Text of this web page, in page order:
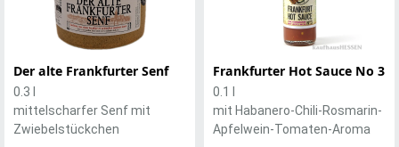
Der alte Frankfurter Senf
0.3 l
mittelscharfer Senf mit
Zwiebelstückchen
Frankfurter Hot Sauce No 3
0.1 l
mit Habanero-Chili-Rosmarin-
Apfelwein-Tomaten-Aroma